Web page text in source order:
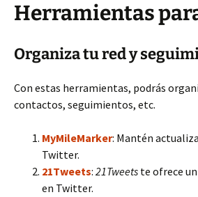
Herramientas
Organiza tu red y
Con estas herramientas, podrás
contactos, seguimientos, etc.
MyMileMarker: Mantén
Twitter.
21Tweets: 21Tweets te ofrece
en Twitter.